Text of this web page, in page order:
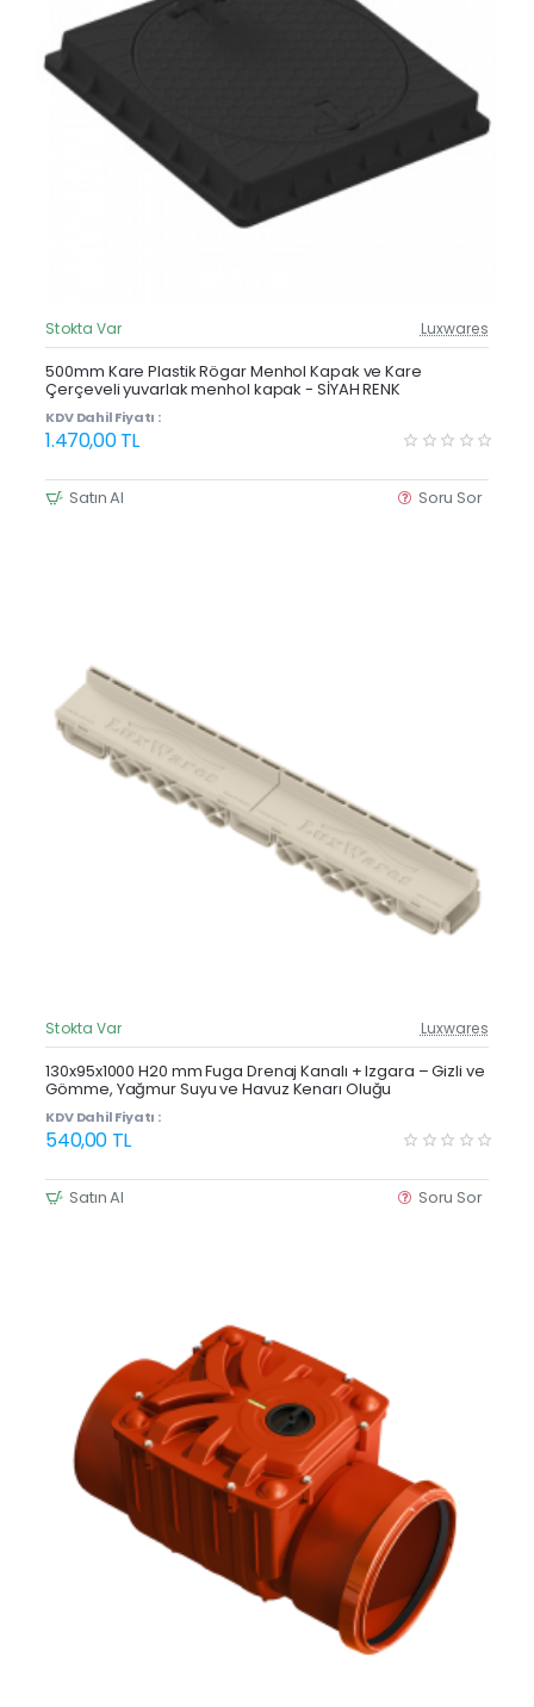
Güncel Fiyat
Stokta Var Luxwares
500mm Kare Plastik Rögar Menhol Kapak ve Kare
Çerçeveli yuvarlak menhol kapak - SİYAH RENK
KDV Dahil Fiyatı :
1.470,00 TL
Satın Al Soru Sor
Güncel Fiyat
Yeni Ürün
Stokta Var Luxwares
130x95x1000 H20 mm Fuga Drenaj Kanalı + Izgara – Gizli ve
Gömme, Yağmur Suyu ve Havuz Kenarı Oluğu
KDV Dahil Fiyatı :
540,00 TL
Satın Al Soru Sor